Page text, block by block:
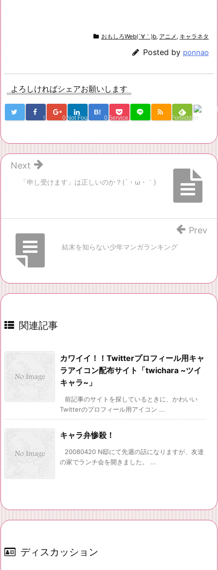
おもしろWeb(´∀｀)b, アニメ , キャラネタ
Posted by ponnao
よろしければシェアお願いします
! 0 Not Found
B!
0 Service Una Forbidden
「申し受けます」は正しいのか？(´・ω・｀)
Next
結末を知らない少年マンガランキング
Prev
関連記事
カワイイ！！Twitterプロフィール用キャ
ラアイコン配布サイト「twichara ~ツイ
キャラ~」
前記事のサイトを探しているときに、かわいい
Twitterのプロフィール用アイコン ...
キャラ弁惨殺！
20080420 N邸にて先週の話になりますが、友達
の家でランチ会を開きました。 ...
ディスカッション